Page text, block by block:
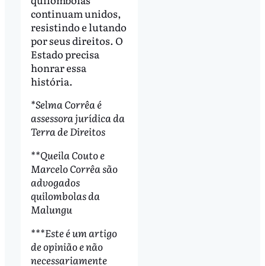
continuam unidos,
resistindo e lutando
por seus direitos. O
Estado precisa
honrar essa
história.
*Selma Corrêa é
assessora jurídica da
Terra de Direitos
**Queila Couto e
Marcelo Corrêa são
advogados
quilombolas da
Malungu
***Este é um artigo
de opinião e não
necessariamente